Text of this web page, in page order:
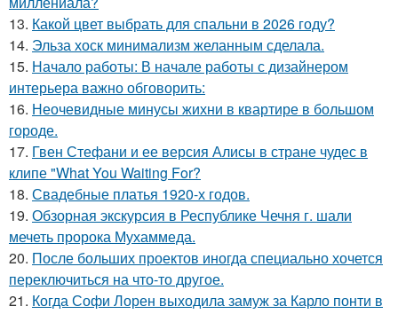
13. Какой цвет выбрать для спальни в 2026 году?
14. Эльза хоск минимализм желанным сделала.
15. Начало работы: В начале работы с дизайнером
интерьера важно обговорить:
16. Неочевидные минусы жихни в квартире в большом
городе.
17. Гвен Стефани и ее версия Алисы в стране чудес в
клипе "What You Waiting For?
18. Свадебные платья 1920-х годов.
19. Обзорная экскурсия в Республике Чечня г. шали
мечеть пророка Мухаммеда.
20. После больших проектов иногда специально хочется
переключиться на что-то другое.
21. Когда Софи Лорен выходила замуж за Карло понти в